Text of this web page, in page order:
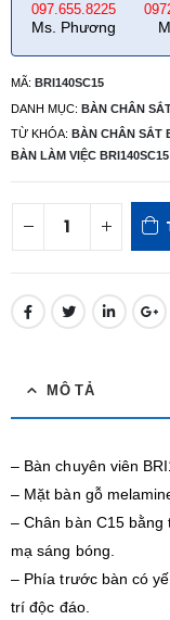
097.655.8225
Ms. Phương
MÃ: BRI140SC15
DANH MỤC: BÀN CHÂN
TỪ KHÓA: BÀN CHÂN SẮT
BÀN LÀM VIỆC BRI140SC15
MÔ TẢ
– Bàn chuyên viên
– Mặt bàn gỗ
– Chân bàn C15
mạ sáng bóng.
– Phía trước bàn có
trí độc đáo.